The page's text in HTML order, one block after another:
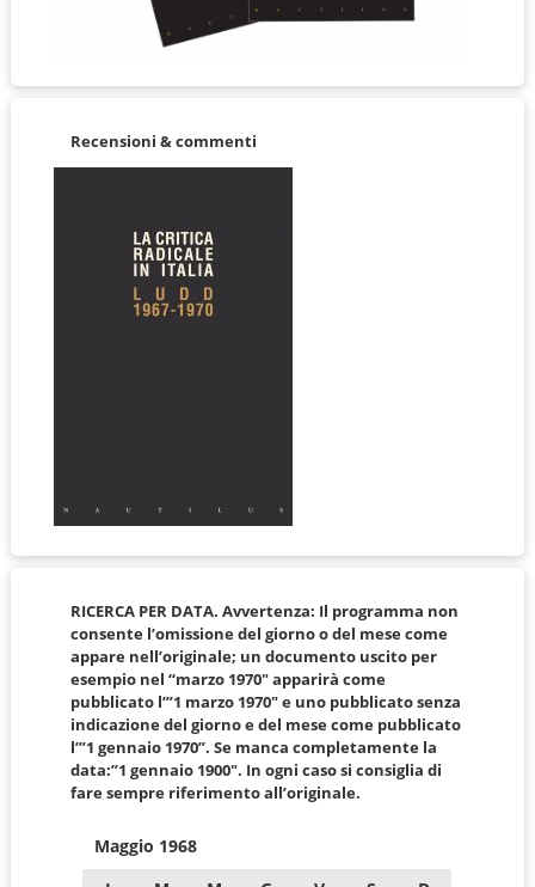
Recensioni & commenti
RICERCA PER DATA. Avvertenza: Il programma non
consente l’omissione del giorno o del mese come
appare nell’originale; un documento uscito per
esempio nel “marzo 1970″ apparirà come
pubblicato l’”1 marzo 1970″ e uno pubblicato senza
indicazione del giorno e del mese come pubblicato
l’”1 gennaio 1970”. Se manca completamente la
data:”1 gennaio 1900″. In ogni caso si consiglia di
fare sempre riferimento all’originale.
Maggio 1968